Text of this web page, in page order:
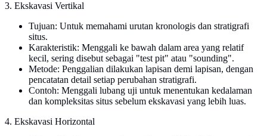
3. Ekskavasi Vertikal
Tujuan: Untuk memahami urutan kronologis dan stratigrafi
situs.
Karakteristik: Menggali ke bawah dalam area yang relatif
kecil, sering disebut sebagai "test pit" atau "sounding".
Metode: Penggalian dilakukan lapisan demi lapisan, dengan
pencatatan detail setiap perubahan stratigrafi.
Contoh: Menggali lubang uji untuk menentukan kedalaman
dan kompleksitas situs sebelum ekskavasi yang lebih luas.
4. Ekskavasi Horizontal